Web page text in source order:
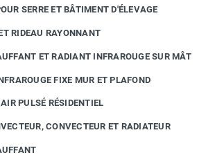
SERRE ET BÂTIMENT D'ÉLEVAGE
RIDEAU RAYONNANT
ET RADIANT INFRAROUGE SUR MÂT
FIXE MUR ET PLAFOND
PULSÉ RÉSIDENTIEL
CONVECTEUR ET RADIATEUR